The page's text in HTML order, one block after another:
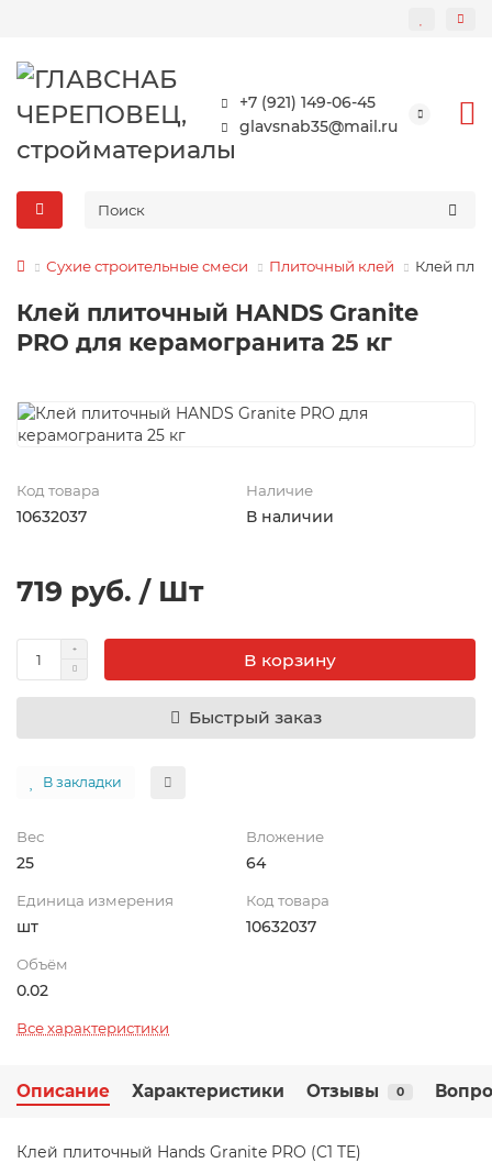
+7 (921) 149-06-45
glavsnab35@mail.ru
Сухие строительные смеси Плиточный клей Клей
Клей плиточный HANDS Granite
PRO для керамогранита 25 кг
Код товара
10632037
Наличие
В наличии
719 руб. / Шт
В корзину
Быстрый заказ
В закладки
Вес
25
Вложение
64
Единица измерения
шт
Код товара
10632037
Объём
0.02
Все характеристики
Описание Характеристики Отзывы 0
Клей плиточный Hands Granite PRO (C1 TE)